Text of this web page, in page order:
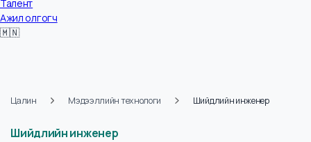
Ур чадвар
Талент
Ажил олгогч